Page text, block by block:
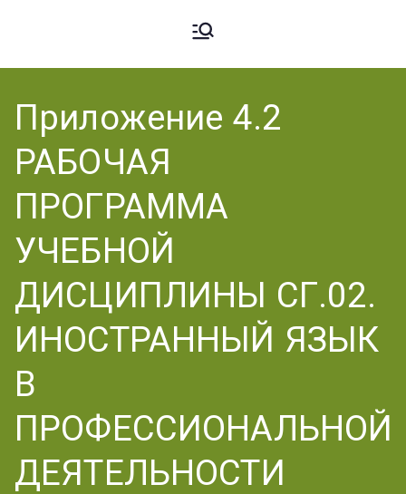
Ардато
вский
Аграрн
ый
Техник
ум
аграрный
Приложение 4.2
РАБОЧАЯ
ПРОГРАММА
УЧЕБНОЙ
ДИСЦИПЛИНЫ СГ.02.
ИНОСТРАННЫЙ ЯЗЫК
В
ПРОФЕССИОНАЛЬНОЙ
ДЕЯТЕЛЬНОСТИ